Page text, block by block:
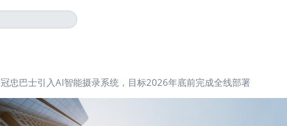
冠忠巴士引入AI智能摄录系统，目标2026年底前完成全线部署